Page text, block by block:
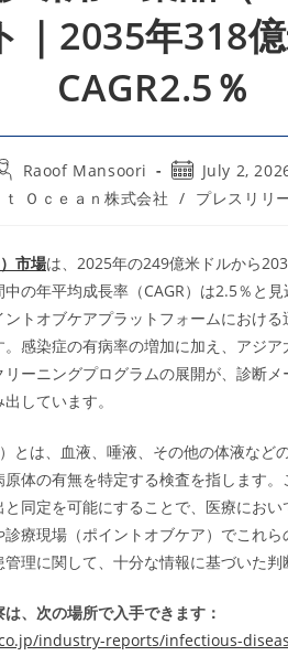
｜2035年318
CAGR2.5％
author:
Raoof Mansoori
Post
published:
July 2,
ｔ Ｏｃｅａｎ株式会社 / プレスリリ
市場は、2025年の249億米ドルから
の年平均成長率（CAGR）は2.5％と
トオブケアプラットフォームにおけ
感染症の有病率の増加に加え、アジ
ーニングプログラムの展開が、診断
しています。
とは、血液、唾液、その他の体液など
体の有無を特定する検査を指します
同定を可能にすることで、医療にお
療現場（ポイントオブケア）でこれ
理に関して、十分な情報に基づいた判
、次の場所で入手できます：
industry-reports/infectious-